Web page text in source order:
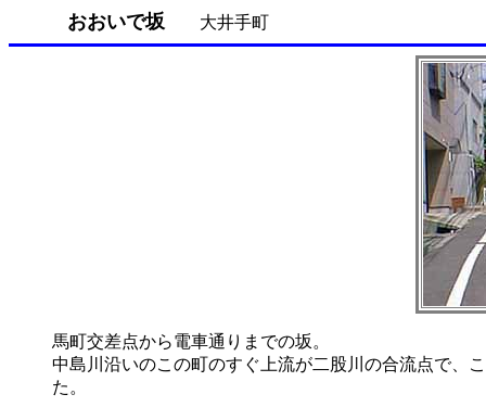
おおいで坂 大井手町
馬町交差点から電車通りまでの坂。
中島川沿いのこの町のすぐ上流が二股川の合流点で、
た。